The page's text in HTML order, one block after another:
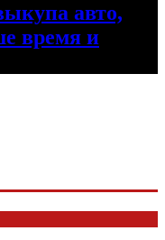
авто,
время и